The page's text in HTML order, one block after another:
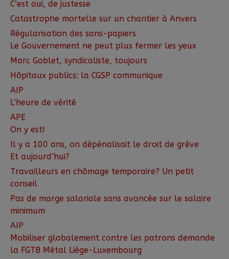
C’est oui, de justesse
Catastrophe mortelle sur un chantier à Anvers
Régularisation des sans-papiers
Le Gouvernement ne peut plus fermer les yeux
Marc Goblet, syndicaliste, toujours
Hôpitaux publics: la CGSP communique
AIP
L’heure de vérité
APE
On y est!
Il y a 100 ans, on dépénalisait le droit de grève
Et aujourd’hui?
Travailleurs en chômage temporaire? Un petit
conseil
Pas de marge salariale sans avancée sur le salaire
minimum
AIP
Mobiliser globalement contre les patrons demande
la FGTB Métal Liège-Luxembourg